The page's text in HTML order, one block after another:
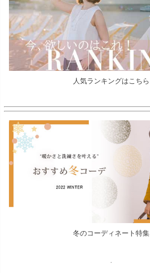
人気ランキングはこちら
冬のコーディネート特集